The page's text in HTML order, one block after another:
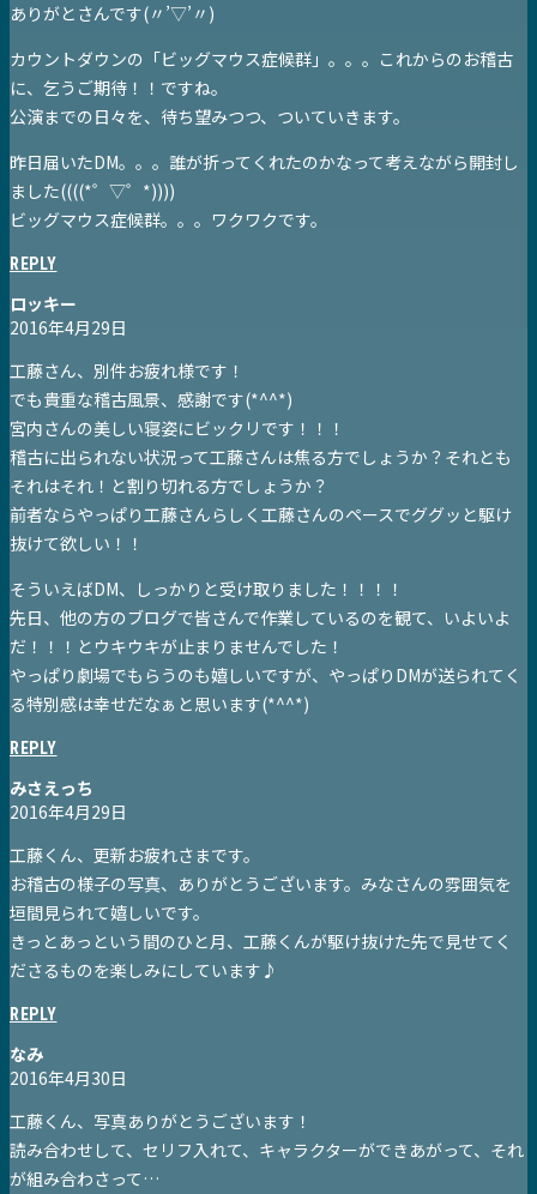
ありがとさんです(〃’▽’〃)
カウントダウンの「ビッグマウス症候群」。。。これからのお稽古
に、乞うご期待！！ですね。
公演までの日々を、待ち望みつつ、ついていきます。
昨日届いたDM。。。誰が折ってくれたのかなって考えながら開封し
ました((((*゜▽゜*))))
ビッグマウス症候群。。。ワクワクです。
REPLY
ロッキー
2016年4月29日
工藤さん、別件お疲れ様です！
でも貴重な稽古風景、感謝です(*^^*)
宮内さんの美しい寝姿にビックリです！！！
稽古に出られない状況って工藤さんは焦る方でしょうか？それとも
それはそれ！と割り切れる方でしょうか？
前者ならやっぱり工藤さんらしく工藤さんのペースでググッと駆け
抜けて欲しい！！
そういえばDM、しっかりと受け取りました！！！！
先日、他の方のブログで皆さんで作業しているのを観て、いよいよ
だ！！！とウキウキが止まりませんでした！
やっぱり劇場でもらうのも嬉しいですが、やっぱりDMが送られてく
る特別感は幸せだなぁと思います(*^^*)
REPLY
みさえっち
2016年4月29日
工藤くん、更新お疲れさまです。
お稽古の様子の写真、ありがとうございます。みなさんの雰囲気を
垣間見られて嬉しいです。
きっとあっという間のひと月、工藤くんが駆け抜けた先で見せてく
ださるものを楽しみにしています♪
REPLY
なみ
2016年4月30日
工藤くん、写真ありがとうございます！
読み合わせして、セリフ入れて、キャラクターができあがって、それ
が組み合わさって…